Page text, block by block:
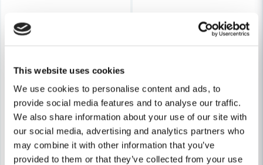
This website uses cookies
We use cookies to personalise content and ads, to
provide social media features and to analyse our traffic.
We also share information about your use of our site with
our social media, advertising and analytics partners who
may combine it with other information that you’ve
provided to them or that they’ve collected from your use
Skicka fråga
HABO
Habo Dörrhandtag Boston RFR SB
375 kr
316 kr
Finns i Webblager
Habo Dörrhandtag Chicago
375 kr
316 kr
Leveranstid ifrån leverantör ca
7-10 arbetsdagar